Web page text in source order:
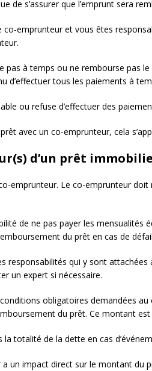
de s’assurer que l’emprunt sera
emprunteur et vous êtes
pas à temps ou ne rembourse pas
d’effectuer tous les paiements à
ou refuse d’effectuer des
avec un co-emprunteur, cela
d’un prêt
emprunteur. Le co-emprunteur doit
de ne pas payer les mensualités
du prêt en cas de
responsabilités qui y sont
un expert si nécessaire.
obligatoires demandées
du prêt. Ce montant est
la totalité de la dette en cas
un impact direct sur le montant du